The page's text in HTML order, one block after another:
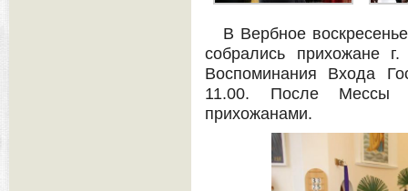
В Вербное
собрались прихожане
Воспоминания Входа
11.00. После Мессы
прихожанами.